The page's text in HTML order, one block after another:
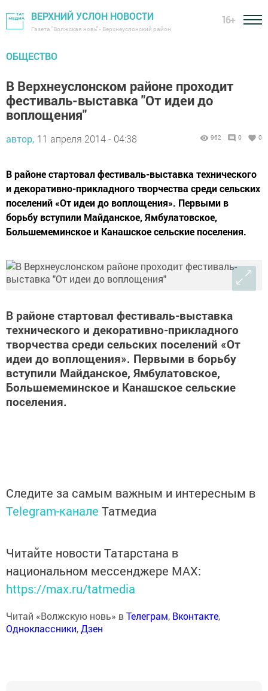
ВЕРХНИЙ УСЛОН НОВОСТИ
Газета "Волжская новь" - Верхнеуслонский район
16+
ОБЩЕСТВО
В Верхнеуслонском районе проходит
фестиваль-выставка "От идеи до
воплощения"
автор, 11 апреля 2014 - 04:38 962 0 0
В районе стартовал фестиваль-выставка технического
и декоративно-прикладного творчества среди сельских
поселений «От идеи до воплощения». Первыми в
борьбу вступили Майданское, Ямбулатовское,
Большемеминское и Канашское сельские поселения.
В районе стартовал фестиваль-выставка
технического и декоративно-прикладного
творчества среди сельских поселений «От
идеи до воплощения». Первыми в борьбу
вступили Майданское, Ямбулатовское,
Большемеминское и Канашское сельские
поселения.
Следите за самым важным и интересным в
Telegram-канале Татмедиа
Читайте новости Татарстана в
национальном мессенджере MАХ:
https://max.ru/tatmedia
Читай «Волжскую новь» вТелеграм, Вконтакте,
Одноклассники,Дзен